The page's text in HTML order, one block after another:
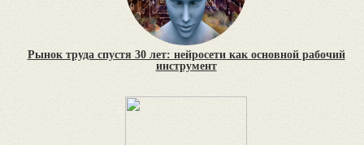
Рынок труда спустя 30 лет: нейросети как основной рабочий
инструмент